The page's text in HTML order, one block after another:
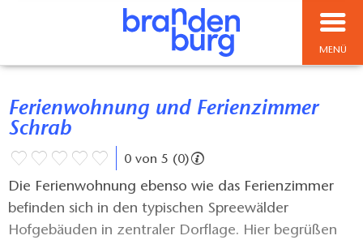
MENÜ
Ferienwohnung und Ferienzimmer
Schrab
0 von 5 (0)
Die Ferienwohnung ebenso wie das Ferienzimmer
befinden sich in den typischen Spreewälder
Hofgebäuden in zentraler Dorflage. Hier begrüßen